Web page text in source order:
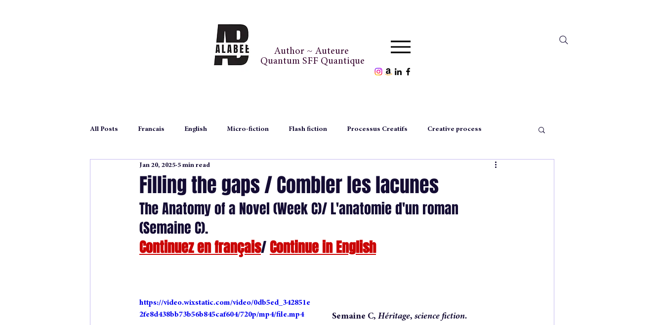
Author ~ Auteure
Quantum SFF Quantique
All Posts Francais English Micro-fiction Flash fiction Processus Creatifs Creative process
autoédition self publication
poetry poesie magazine inédiconte exclusitale Noël Christmas
unpublished scene scène inédite nouvelle short story conversation
Filling the gaps / Combler les lacunes
Jan 20, 2025 5 min read
The Anatomy of a Novel (Week C)/ L'anatomie d'un roman
(Semaine C).
Continuez en français/ Continue in English
https://video.wixstatic.com/video/0db5ed_342851e
2fe8d438bb73b56b845caf604/720p/mp4/file.mp4
Semaine C, Héritage, science fiction.